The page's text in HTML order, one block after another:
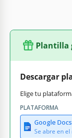
Plantilla
Descargar
Elige tu
PLATAFORMA
Google Docs
Se abre en